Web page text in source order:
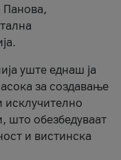
Панова,
уште еднаш ја
за создавање
исклучително
што обезбедуваат
и вистинска